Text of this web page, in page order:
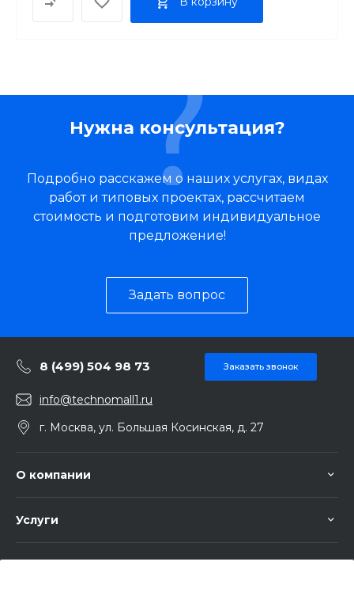
Нужна консультация?
Подробно расскажем о наших услугах, видах
работ и типовых проектах, рассчитаем
стоимость и подготовим индивидуальное
предложение!
Задать вопрос
8 (499) 504 98 73 Заказать звонок
info@technomall1.ru
г. Москва, ул. Большая Косинская, д. 27
О компании
Услуги